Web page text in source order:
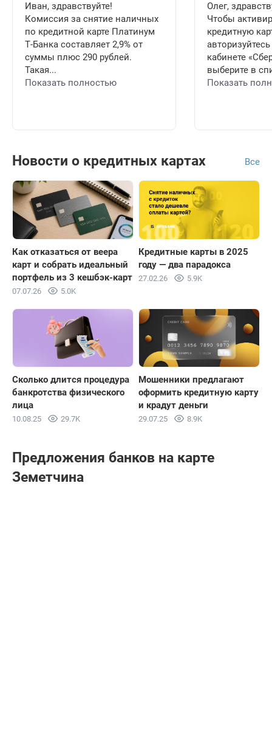
Иван, здравствуйте!
Комиссия за снятие наличных
по кредитной карте Платинум
Т-Банка составляет 2,9% от
суммы плюс 290 рублей.
Такая...
Показать полностью
Олег,
Чтобы
кредитную
кабинете
выберите в
Показать
Новости о кредитных картах Все
Как отказаться от веера
карт и собрать идеальный
портфель из 3 кешбэк-карт
07.07.26 5.0K
Кредитные карты в 2025
году — два парадокса
27.02.26 5.9K
Сколько длится процедура
банкротства физического
лица
10.08.25 29.7K
Мошенники предлагают
оформить кредитную карту
и крадут деньги
29.07.25 8.9K
Предложения банков на карте
Земетчина